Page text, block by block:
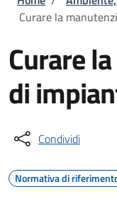
Curare la
Curare
di
Condividi
Normativa di